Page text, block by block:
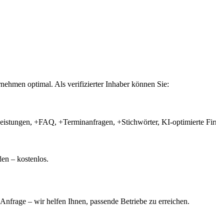
optimal. Als verifizierter Inhaber können Sie:
+FAQ, +Terminanfragen, +Stichwörter, KI-optimierte
– kostenlos.
– wir helfen Ihnen, passende Betriebe zu erreichen.